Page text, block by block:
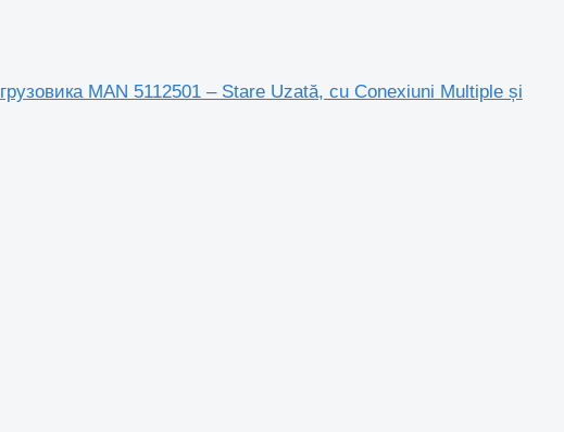
MAN 5112501 – Stare Uzată, cu Conexiuni Multiple și